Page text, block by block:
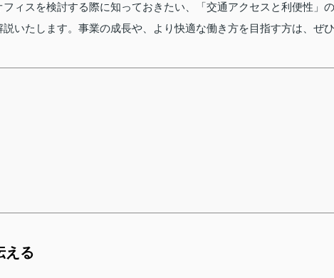
ィスを検討する際に知っておきたい、「交通アクセスと利便性」の
いたします。事業の成長や、より快適な働き方を目指す方は、ぜひ
える